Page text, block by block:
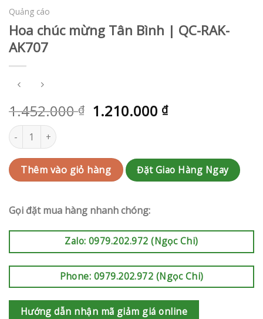
Quảng cáo
Hoa chúc mừng Tân Bình | QC-RAK-
AK707
1.452.000₫ 1.210.000 ₫
Hoa chúc mừng Tân Bình | QC-RAK-AK707 số lượng
Thêm vào giỏ hàng Đặt Giao Hàng Ngay
Gọi đặt mua hàng nhanh chóng:
Zalo: 0979.202.972 (Ngọc Chi)
Phone: 0979.202.972 (Ngọc Chi)
Hướng dẫn nhận mã giảm giá online